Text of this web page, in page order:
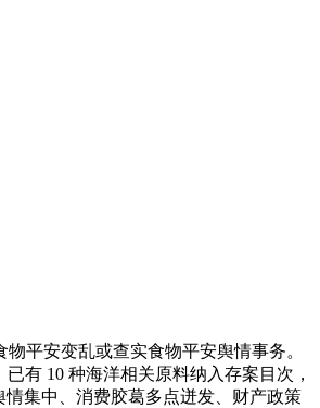
平安变乱或查实食物平安舆情事务。
有 10 种海洋相关原料纳入存案目次，
集中、消费胶葛多点迸发、财产政策